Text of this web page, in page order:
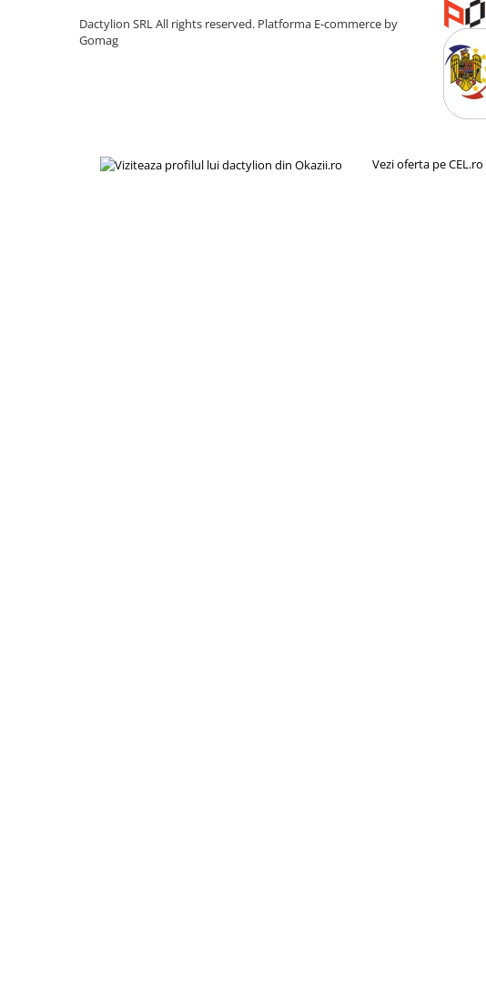
Dactylion SRL All rights reserved. Platforma E-commerce by
Gomag
Vezi oferta pe CEL.ro